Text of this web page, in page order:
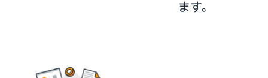
ます。